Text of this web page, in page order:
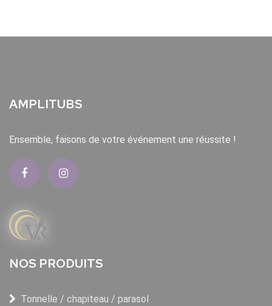
AMPLITUBS
Ensemble, faisons de votre événement une réussite !
NOS PRODUITS
Tonnelle / chapiteau / parasol